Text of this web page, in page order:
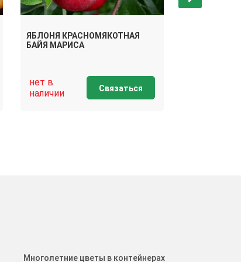
ЯБЛОНЯ КРАСНОМЯКОТНАЯ
БАЙЯ МАРИСА
нет в
наличии
Связаться
Многолетние цветы в контейнерах